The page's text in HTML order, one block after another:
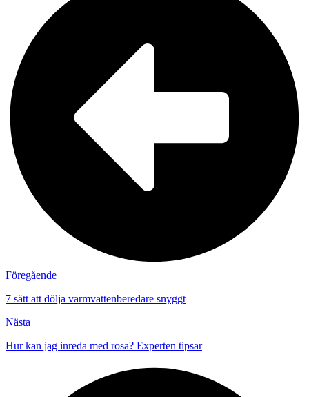
Föregående
7 sätt att dölja varmvattenberedare snyggt
Nästa
Hur kan jag inreda med rosa? Experten tipsar